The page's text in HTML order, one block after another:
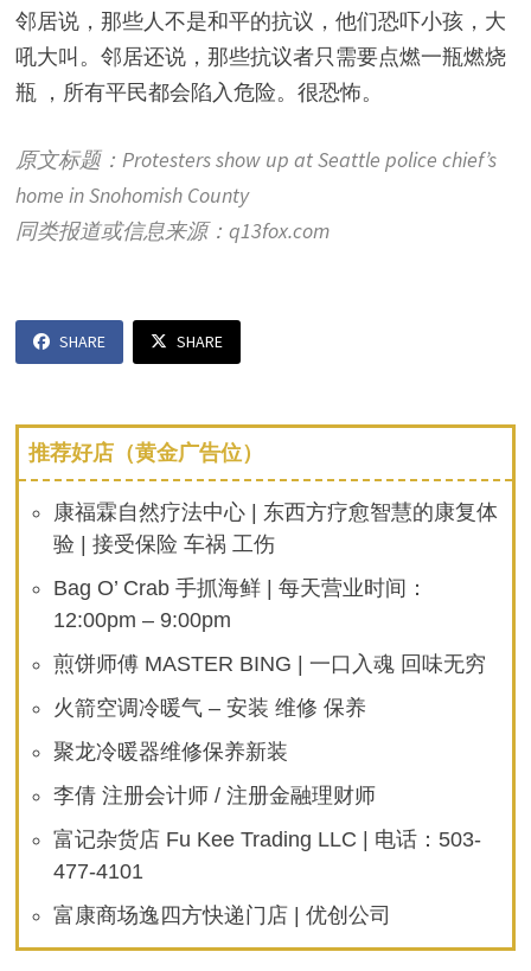
邻居说，那些人不是和平的抗议，他们恐吓小孩，大
吼大叫。邻居还说，那些抗议者只需要点燃一瓶燃烧
瓶 ，所有平民都会陷入危险。很恐怖。
原文标题：Protesters show up at Seattle police chief’s
home in Snohomish County
同类报道或信息来源：q13fox.com
SHARE SHARE
推荐好店（黄金广告位）
康福霖自然疗法中心 | 东西方疗愈智慧的康复体
验 | 接受保险 车祸 工伤
Bag O’ Crab 手抓海鲜 | 每天营业时间：
12:00pm – 9:00pm
煎饼师傅 MASTER BING | 一口入魂 回味无穷
火箭空调冷暖气 – 安装 维修 保养
聚龙冷暖器维修保养新装
李倩 注册会计师 / 注册金融理财师
富记杂货店 Fu Kee Trading LLC | 电话：503-
477-4101
富康商场逸四方快递门店 | 优创公司